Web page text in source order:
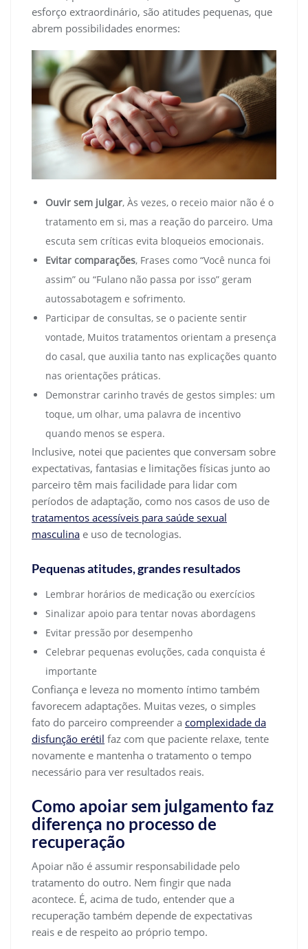
esforço extraordinário, são atitudes pequenas, que
abrem possibilidades enormes:
Ouvir sem julgar, Às vezes, o receio maior não é o
tratamento em si, mas a reação do parceiro. Uma
escuta sem críticas evita bloqueios emocionais.
Evitar comparações, Frases como “Você nunca foi
assim” ou “Fulano não passa por isso” geram
autossabotagem e sofrimento.
Participar de consultas, se o paciente sentir
vontade, Muitos tratamentos orientam a presença
do casal, que auxilia tanto nas explicações quanto
nas orientações práticas.
Demonstrar carinho través de gestos simples: um
toque, um olhar, uma palavra de incentivo
quando menos se espera.
Inclusive, notei que pacientes que conversam sobre
expectativas, fantasias e limitações físicas junto ao
parceiro têm mais facilidade para lidar com
períodos de adaptação, como nos casos de uso de
tratamentos acessíveis para saúde sexual
masculina e uso de tecnologias.
Pequenas atitudes, grandes resultados
Lembrar horários de medicação ou exercícios
Sinalizar apoio para tentar novas abordagens
Evitar pressão por desempenho
Celebrar pequenas evoluções, cada conquista é
importante
Confiança e leveza no momento íntimo também
favorecem adaptações. Muitas vezes, o simples
fato do parceiro compreender a complexidade da
disfunção erétil faz com que paciente relaxe, tente
novamente e mantenha o tratamento o tempo
necessário para ver resultados reais.
Como apoiar sem julgamento faz
diferença no processo de
recuperação
Apoiar não é assumir responsabilidade pelo
tratamento do outro. Nem fingir que nada
acontece. É, acima de tudo, entender que a
recuperação também depende de expectativas
reais e de respeito ao próprio tempo.